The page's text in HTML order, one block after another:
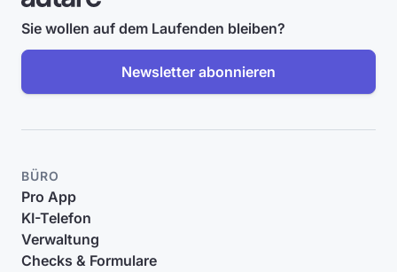
Sie wollen auf dem Laufenden bleiben?
Newsletter abonnieren
BÜRO
Pro App
KI-Telefon
Verwaltung
Checks & Formulare